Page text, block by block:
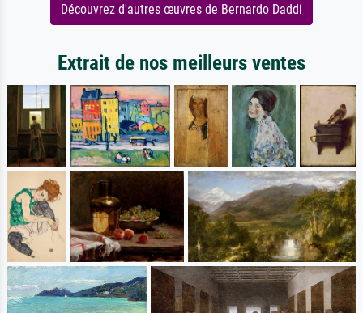
Découvrez d'autres œuvres de Bernardo Daddi
Extrait de nos meilleurs ventes